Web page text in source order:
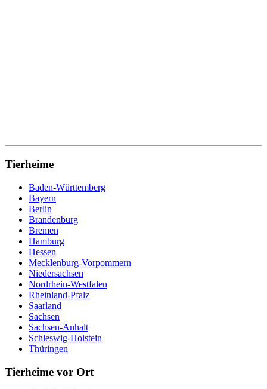
Tierheime
Baden-Württemberg
Bayern
Berlin
Brandenburg
Bremen
Hamburg
Hessen
Mecklenburg-Vorpommern
Niedersachsen
Nordrhein-Westfalen
Rheinland-Pfalz
Saarland
Sachsen
Sachsen-Anhalt
Schleswig-Holstein
Thüringen
Tierheime vor Ort